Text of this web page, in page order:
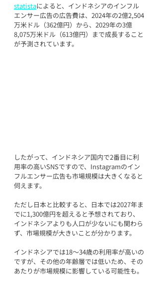
statistaによると、インドネシアのインフル
エンサー広告の広告費は、2024年の2億2,504
万米ドル（362億円）から、2029年の3億
8,075万米ドル（613億円）まで成長すること
が予測されています。
したがって、インドネシア国内で2番目に利
用率の高いSNSですので、Instagramのイン
フルエンサー広告も市場規模は大きくなると
伺えます。
ただし日本と比較すると、日本では2027年ま
でに1,300億円を超えると予想されており、
インドネシアよりも人口が少ないにも関わら
ず、市場規模が大きいことが分かります。
インドネシアでは18～34歳の利用率が高いの
ですが、その他の年齢層では低いため、その
あたりが市場規模に影響している可能性も。